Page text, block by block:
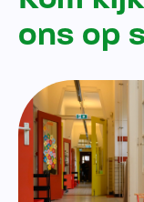
ons op